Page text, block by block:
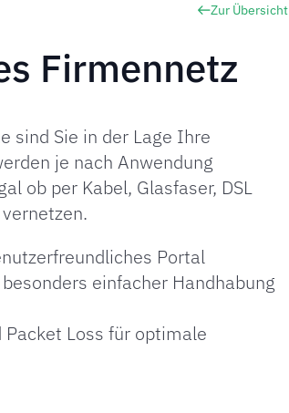
Zur Übersicht
Firmennetz
sind Sie in der Lage Ihre
je nach Anwendung
ob per Kabel, Glasfaser, DSL
Portal
einfacher Handhabung
Loss für optimale